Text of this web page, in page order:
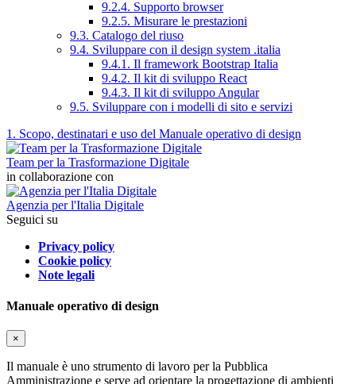
9.2.4. Supporto browser
9.2.5. Misurare le prestazioni
9.3. Catalogo del riuso
9.4. Sviluppare con il design system .italia
9.4.1. Il framework Bootstrap Italia
9.4.2. Il kit di sviluppo React
9.4.3. Il kit di sviluppo Angular
9.5. Sviluppare con i modelli di sito e servizi
1. Scopo, destinatari e uso del Manuale operativo di design
Team per la Trasformazione Digitale
in collaborazione con
Agenzia per l'Italia Digitale
Seguici su
Privacy policy
Cookie policy
Note legali
Manuale operativo di design
×
Il manuale è uno strumento di lavoro per la Pubblica
Amministrazione e serve ad orientare la progettazione di ambienti